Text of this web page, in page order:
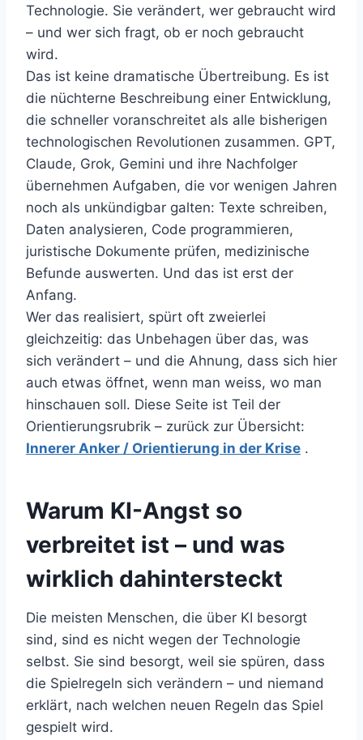
Technologie. Sie verändert, wer gebraucht wird
– und wer sich fragt, ob er noch gebraucht
wird.
Das ist keine dramatische Übertreibung. Es ist
die nüchterne Beschreibung einer Entwicklung,
die schneller voranschreitet als alle bisherigen
technologischen Revolutionen zusammen. GPT,
Claude, Grok, Gemini und ihre Nachfolger
übernehmen Aufgaben, die vor wenigen Jahren
noch als unkündigbar galten: Texte schreiben,
Daten analysieren, Code programmieren,
juristische Dokumente prüfen, medizinische
Befunde auswerten. Und das ist erst der
Anfang.
Wer das realisiert, spürt oft zweierlei
gleichzeitig: das Unbehagen über das, was
sich verändert – und die Ahnung, dass sich hier
auch etwas öffnet, wenn man weiss, wo man
hinschauen soll. Diese Seite ist Teil der
Orientierungsrubrik – zurück zur Übersicht:
Innerer Anker / Orientierung in der Krise .
Warum KI-Angst so
verbreitet ist – und was
wirklich dahintersteckt
Die meisten Menschen, die über KI besorgt
sind, sind es nicht wegen der Technologie
selbst. Sie sind besorgt, weil sie spüren, dass
die Spielregeln sich verändern – und niemand
erklärt, nach welchen neuen Regeln das Spiel
gespielt wird.